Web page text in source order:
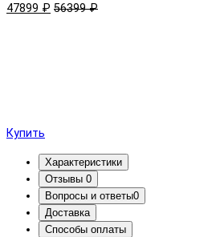
47899 ₽ 56399 ₽
Купить
Характеристики
Отзывы 0
Вопросы и ответы0
Доставка
Способы оплаты